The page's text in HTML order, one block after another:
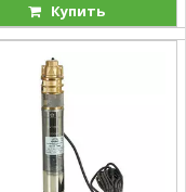
Купить